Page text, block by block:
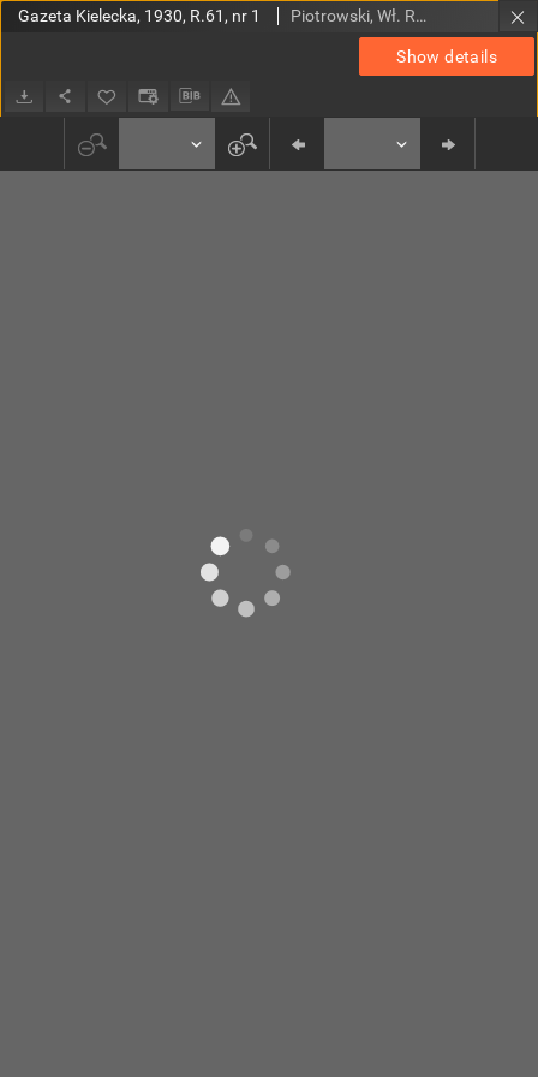
Show details
Gazeta Kielecka, 1930, R.61, nr 1 Piotrowski, Wł. Red.